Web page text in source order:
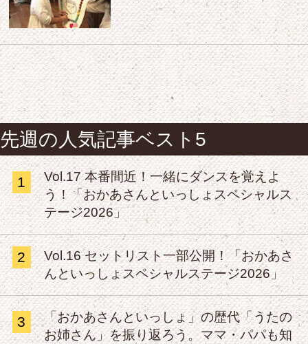
先週の人気記事ベスト5
1
Vol.17 本番間近！一緒にダンスを覚えよ
う！「おかあさんといっしょスペシャルス
テージ2026」
2
Vol.16 セットリスト一部公開！「おかあさ
んといっしょスペシャルステージ2026」
3
「おかあさんといっしょ」の歴代「うたの
お姉さん」を振り返ろう。ママ・パパも知